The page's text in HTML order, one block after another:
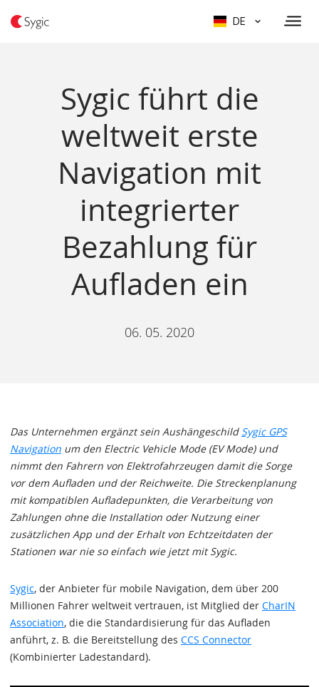
DE
Sygic führt die
weltweit erste
Navigation mit
integrierter
Bezahlung für
Aufladen ein
06. 05. 2020
Das Unternehmen ergänzt sein Aushängeschild Sygic GPS
Navigation um den Electric Vehicle Mode (EV Mode) und
nimmt den Fahrern von Elektrofahrzeugen damit die Sorge
vor dem Aufladen und der Reichweite. Die Streckenplanung
mit kompatiblen Aufladepunkten, die Verarbeitung von
Zahlungen ohne die Installation oder Nutzung einer
zusätzlichen App und der Erhalt von Echtzeitdaten der
Stationen war nie so einfach wie jetzt mit Sygic.
Sygic, der Anbieter für mobile Navigation, dem über 200
Millionen Fahrer weltweit vertrauen, ist Mitglied der CharIN
Association, die die Standardisierung für das Aufladen
anführt, z. B. die Bereitstellung des CCS Connector
(Kombinierter Ladestandard).